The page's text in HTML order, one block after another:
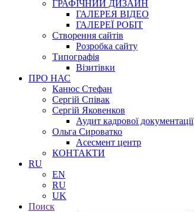
ГРАФІЧНИЙ ДИЗАЙН
ГАЛЕРЕЯ ВІДЕО
ГАЛЕРЕЇ РОБІТ
Створення сайтів
Розробка сайту
Типографія
Візитівки
ПРО НАС
Канюс Стефан
Сергій Співак
Сергій Яковенков
Аудит кадрової документації
Ольга Сироватко
Асесмент центр
КОНТАКТИ
RU
EN
RU
UK
Поиск